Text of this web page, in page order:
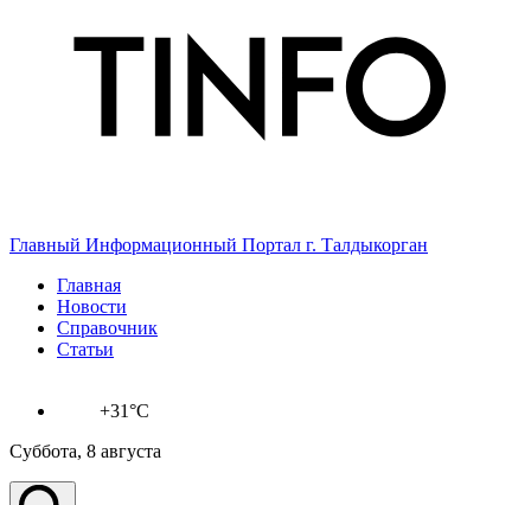
Главный Информационный Портал г. Талдыкорган
Главная
Новости
Справочник
Статьи
+31°C
Суббота, 8 августа